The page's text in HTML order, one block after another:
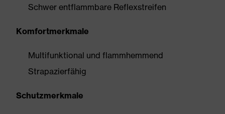
Schwer entflammbare Reflexstreifen
Komfortmerkmale
Multifunktional und flammhemmend
Strapazierfähig
Schutzmerkmale